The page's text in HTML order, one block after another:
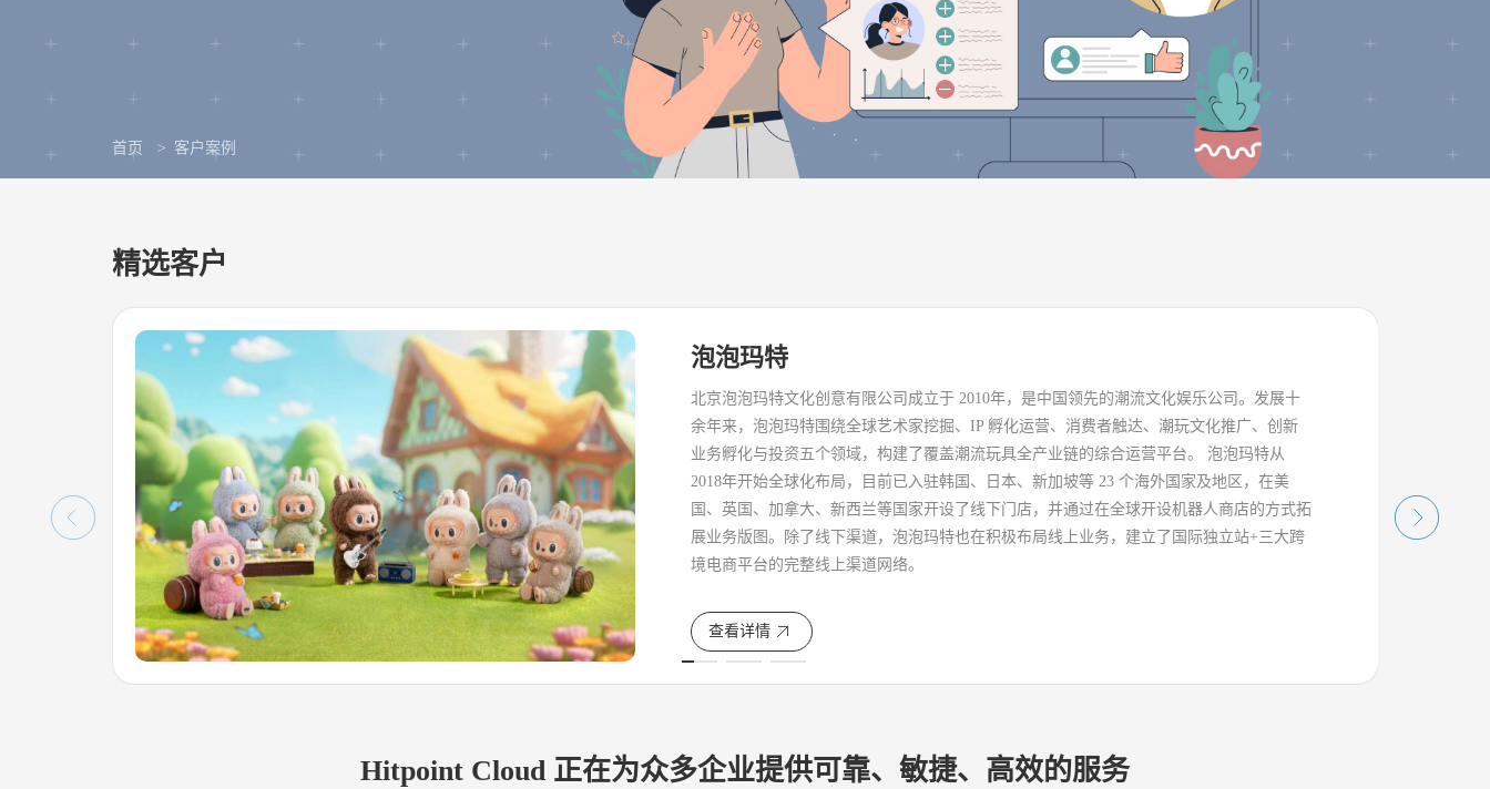
首页 客户案例
精选客户
泡泡玛特
北京泡泡玛特文化创意有限公司成立于 2010年，是中国领先的潮流文化娱乐公司。发展十
余年来，泡泡玛特围绕全球艺术家挖掘、IP 孵化运营、消费者触达、潮玩文化推广、创新
业务孵化与投资五个领域，构建了覆盖潮流玩具全产业链的综合运营平台。 泡泡玛特从
2018年开始全球化布局，目前已入驻韩国、日本、新加坡等 23 个海外国家及地区，在美
国、英国、加拿大、新西兰等国家开设了线下门店，并通过在全球开设机器人商店的方式拓
展业务版图。除了线下渠道，泡泡玛特也在积极布局线上业务，建立了国际独立站+三大跨
境电商平台的完整线上渠道网络。
查看详情
Hitpoint Cloud 正在为众多企业提供可靠、敏捷、高效的服务